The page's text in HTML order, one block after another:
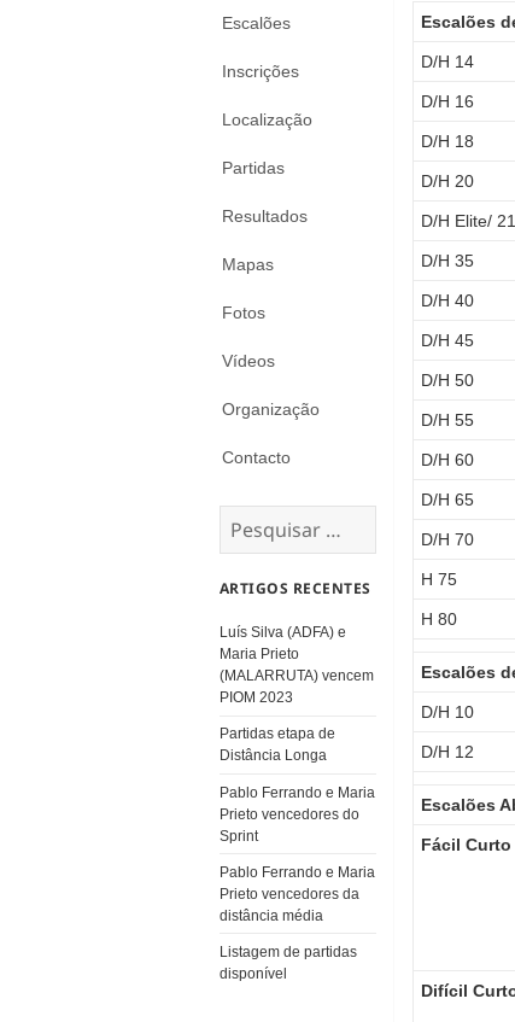
Escalões
Inscrições
Localização
Partidas
Resultados
Mapas
Fotos
Vídeos
Organização
Contacto
por:
ARTIGOS RECENTES
Luís Silva (ADFA) e
Maria Prieto
(MALARRUTA) vencem
PIOM 2023
Partidas etapa de
Distância Longa
Pablo Ferrando e Maria
Prieto vencedores do
Sprint
Pablo Ferrando e Maria
Prieto vencedores da
distância média
Listagem de partidas
disponível
Escalões
D/H 14
D/H 16
D/H 18
D/H 20
D/H Elite/
D/H 35
D/H 40
D/H 45
D/H 50
D/H 55
D/H 60
D/H 65
D/H 70
H 75
H 80
Escalões
D/H 10
D/H 12
Escalões
Fácil Curto
Difícil